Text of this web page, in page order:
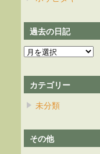
過去の日記
過
の
日
記
カテゴリー
未分類
その他